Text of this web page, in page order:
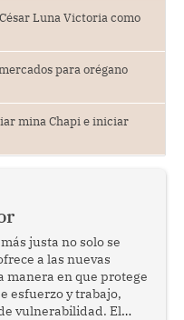
Luna Victoria como
para orégano
mina Chapi e iniciar
justa no solo se
a las nuevas
manera en que protege
esfuerzo y trabajo,
vulnerabilidad. El